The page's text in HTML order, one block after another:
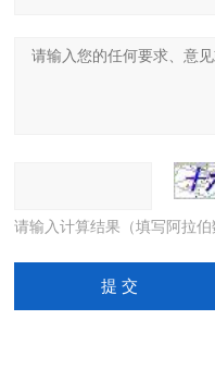
请输入计算结果（填写阿拉